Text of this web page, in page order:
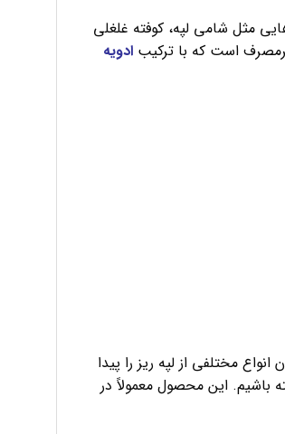
مثل شامی لپه، کوفته غلغلی
است که با ترکیب ادویه
مختلفی از لپه ریز را پیدا
باشیم. این محصول معمولاً در